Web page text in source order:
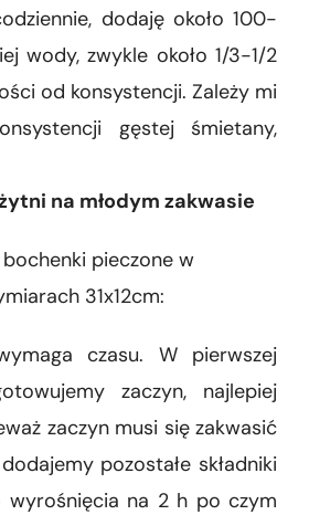
dodaję około 100-
wody, zwykle około 1/3-1/2
od konsystencji. Zależy mi
gęstej śmietany,
na młodym zakwasie
bochenki pieczone w
31x12cm:
czasu. W pierwszej
zaczyn, najlepiej
zaczyn musi się zakwasić
pozostałe składniki
wyrośnięcia na 2 h po czym